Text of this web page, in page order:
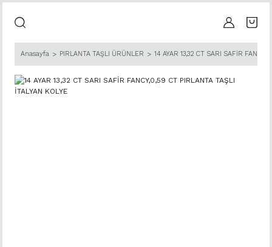
Anasayfa PIRLANTA TAŞLI ÜRÜNLER 14 AYAR 13,32 CT SARI SAFİR